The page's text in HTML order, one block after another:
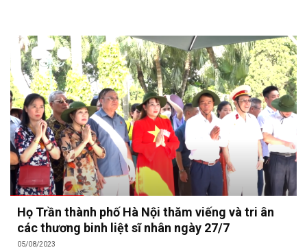
Họ Trần thành phố Hà Nội thăm viếng và tri ân
các thương binh liệt sĩ nhân ngày 27/7
05/08/2023